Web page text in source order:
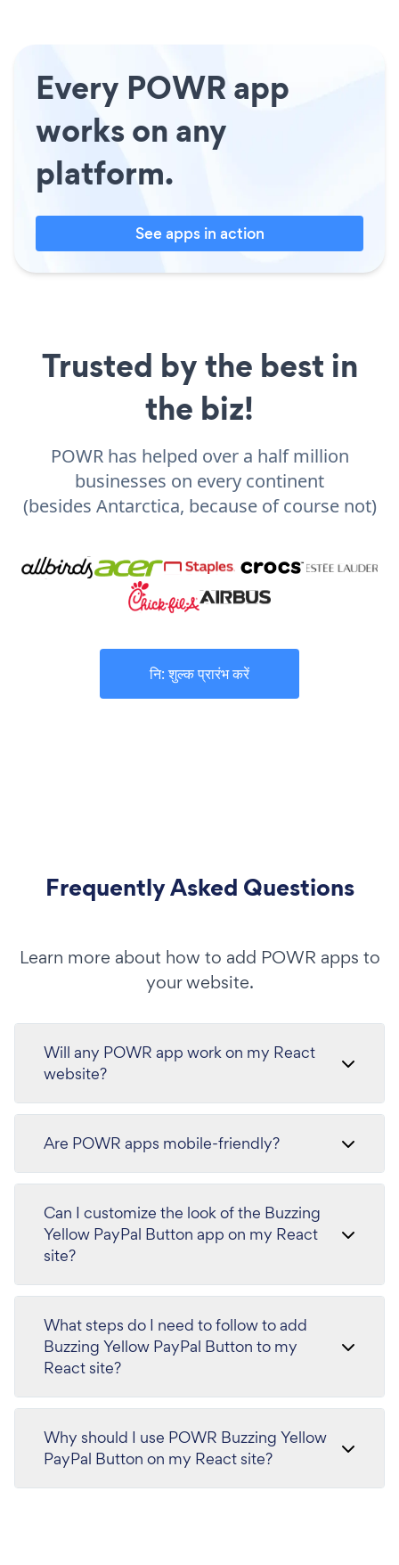
Every POWR app
works on any
platform.
See apps in action
Trusted by the best in
the biz!
POWR has helped over a half million
businesses on every continent
(besides Antarctica, because of course not)
नि: शुल्क प्रारंभ करें
Frequently Asked Questions
Learn more about how to add POWR apps to
your website.
Will any POWR app work on my React
website?
Are POWR apps mobile-friendly?
Can I customize the look of the Buzzing
Yellow PayPal Button app on my React
site?
What steps do I need to follow to add
Buzzing Yellow PayPal Button to my
React site?
Why should I use POWR Buzzing Yellow
PayPal Button on my React site?